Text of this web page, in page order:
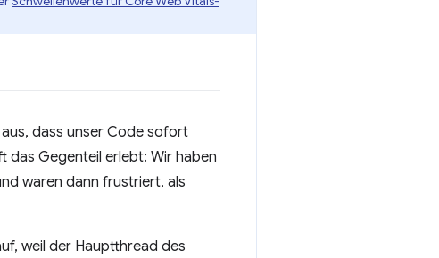
dass unser Code sofort
das Gegenteil erlebt: Wir haben
waren dann frustriert, als
weil der Hauptthread des